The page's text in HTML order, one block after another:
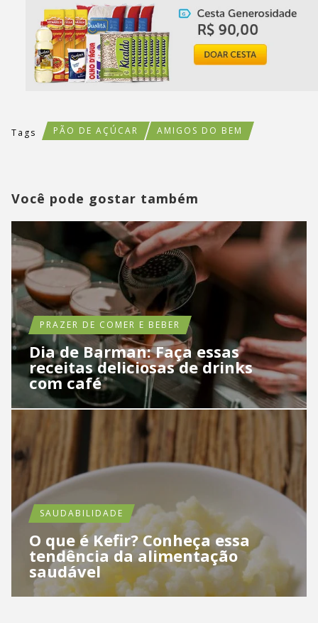
Tags PÃO DE AÇÚCAR AMIGOS DO BEM
Você pode gostar também
PRAZER DE COMER E BEBER
Dia de Barman: Faça essas
receitas deliciosas de drinks
com café
SAUDABILIDADE
O que é Kefir? Conheça essa
tendência da alimentação
saudável